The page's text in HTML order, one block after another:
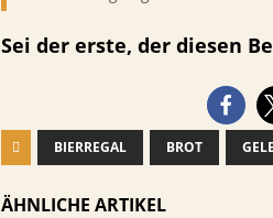
Sei der erste, der diesen
BIERREGAL BROT
ÄHNLICHE ARTIKEL